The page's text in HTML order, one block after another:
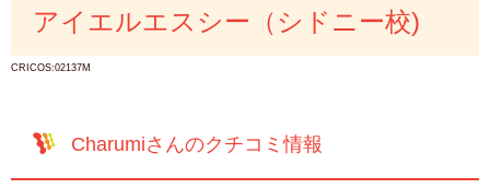
アイエルエスシー（シドニー校)
CRICOS:02137M
Charumiさんのクチコミ情報